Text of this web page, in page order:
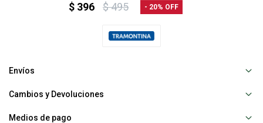
$ 396 $495 20
Envíos
Cambios y Devoluciones
Medios de pago